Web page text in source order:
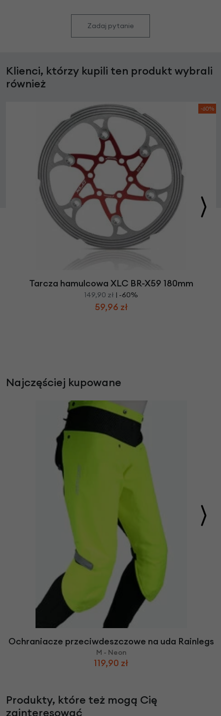
Zadaj pytanie
Klienci, którzy kupili ten produkt wybrali
również
-60%
Tarcza hamulcowa XLC BR-X59 180mm
149,90 zł | -60%
59,96 zł
Najczęściej kupowane
Ochraniacze przeciwdeszczowe na uda Rainlegs
M - Neon
119,90 zł
Produkty, które też mogą Cię
zainteresować